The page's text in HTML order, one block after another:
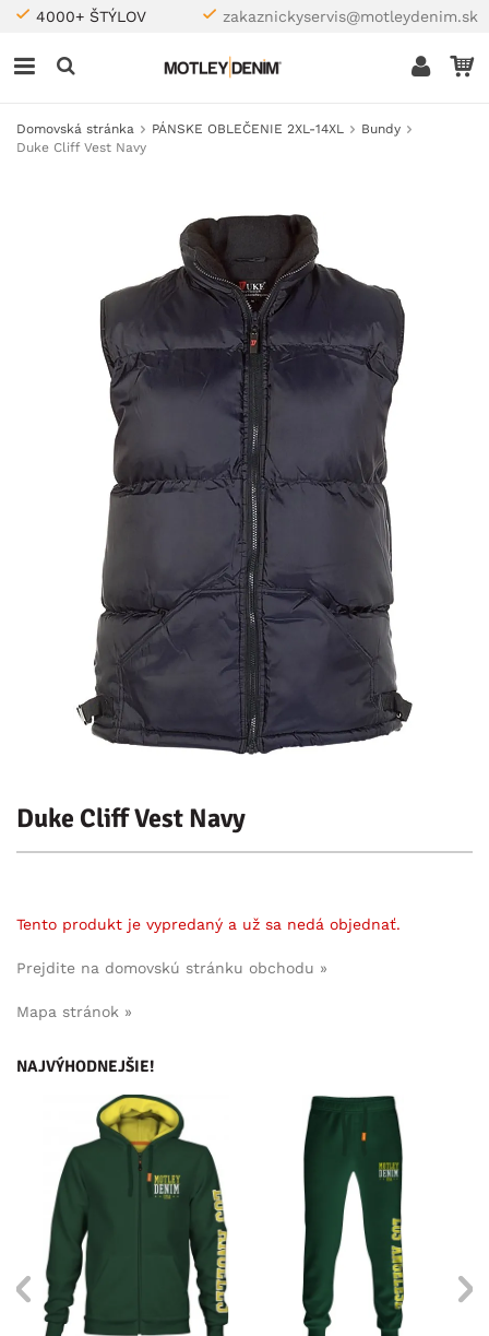
4000+ ŠTÝLOV zakaznickyservis@motleydenim.sk
Domovská stránka PÁNSKE OBLEČENIE 2XL-14XL
Bundy
Duke Cliff Vest Navy
Duke Cliff Vest Navy
Tento produkt je vypredaný a už sa nedá objednať.
Prejdite na domovskú stránku obchodu »
Mapa stránok »
NAJVÝHODNEJŠIE!